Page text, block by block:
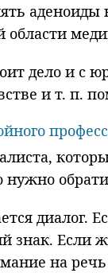
области
дело и с
и т. п.
нужно
диалог.
знак. Если
на